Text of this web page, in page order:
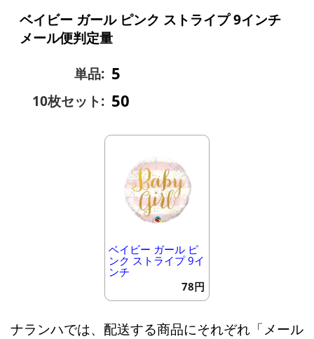
ベイビー ガール ピンク ストライプ 9インチ
メール便判定量
単品: 5
10枚セット: 50
ベイビー ガール ピ
ンク ストライプ 9イ
ンチ
78円
ナランハでは、配送する商品にそれぞれ「メール